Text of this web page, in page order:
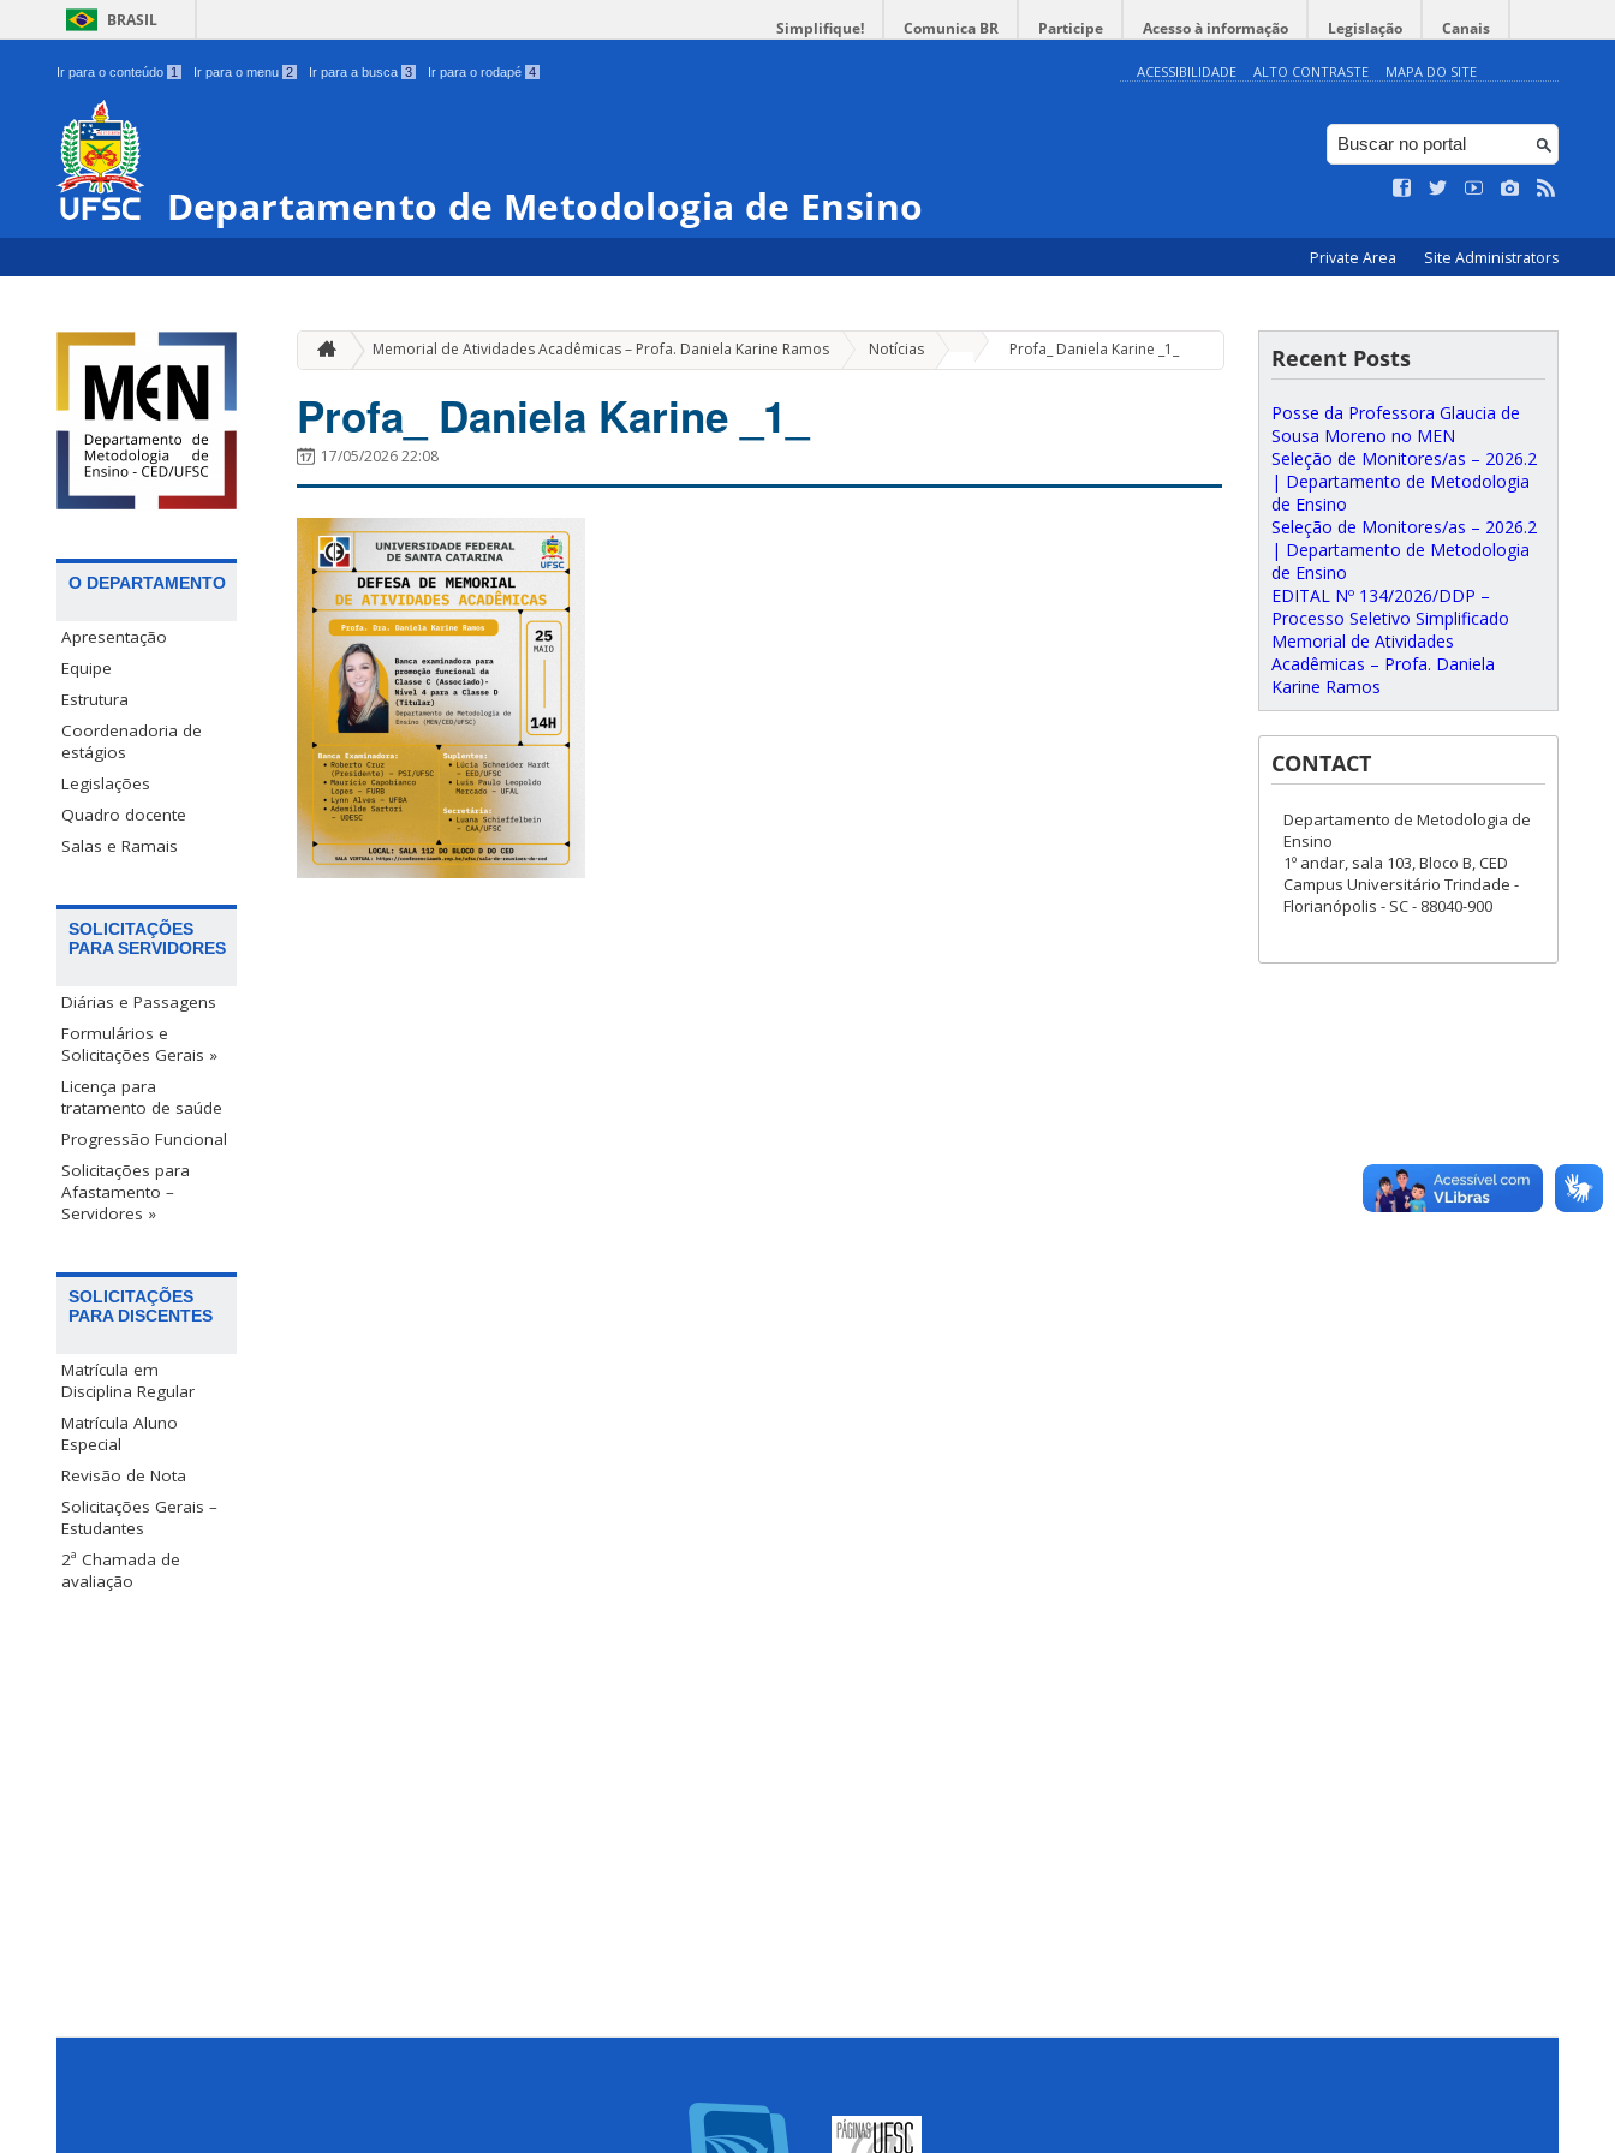
BRASIL Simplifique! Comunica BR Participe Acesso à informação Legislação Canais
Ir para o conteúdo 1 Ir para o menu 2 Ir para a busca 3 Ir para o rodapé 4 ACESSIBILIDADE ALTO CONTRASTE MAPA DO SITE
Departamento de Metodologia de Ensino
Private Area Site Administrators
O DEPARTAMENTO
Apresentação
Equipe
Estrutura
Coordenadoria de
estágios
Legislações
Quadro docente
Salas e Ramais
SOLICITAÇÕES
PARA SERVIDORES
Diárias e Passagens
Formulários e
Solicitações Gerais »
Licença para
tratamento de saúde
Progressão Funcional
Solicitações para
Afastamento –
Servidores »
SOLICITAÇÕES
PARA DISCENTES
Matrícula em
Disciplina Regular
Matrícula Aluno
Especial
Revisão de Nota
Solicitações Gerais –
Estudantes
2ª Chamada de
avaliação
Memorial de Atividades Acadêmicas – Profa. Daniela Karine Ramos Notícias Profa_ Daniela Karine _1_
Profa_ Daniela Karine _1_
17/05/2026 22:08
Recent Posts
Posse da Professora Glaucia de
Sousa Moreno no MEN
Seleção de Monitores/as – 2026.2
| Departamento de Metodologia
de Ensino
Seleção de Monitores/as – 2026.2
| Departamento de Metodologia
de Ensino
EDITAL Nº 134/2026/DDP –
Processo Seletivo Simplificado
Memorial de Atividades
Acadêmicas – Profa. Daniela
Karine Ramos
CONTACT
Departamento de Metodologia de
Ensino
1º andar, sala 103, Bloco B, CED
Campus Universitário Trindade -
Florianópolis - SC - 88040-900